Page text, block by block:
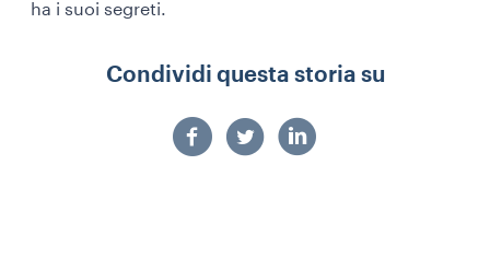
ha i suoi segreti.
Condividi questa storia su